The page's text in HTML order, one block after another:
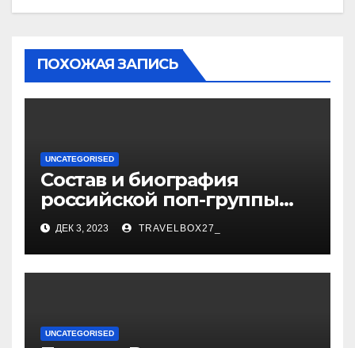
ПОХОЖАЯ ЗАПИСЬ
UNCATEGORISED
Состав и биография
российской поп-группы
«Иванушки интернешнл»
— история успеха, музыка
и судьбы участников
ДЕК 3, 2023 TRAVELBOX27_
UNCATEGORISED